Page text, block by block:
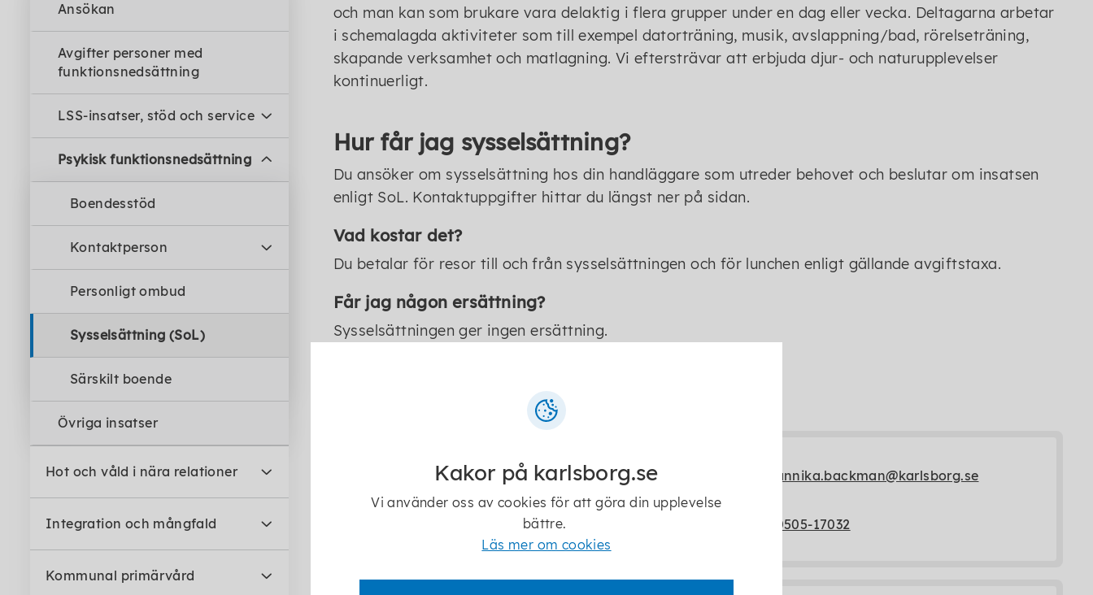
Ansökan
Avgifter personer med
funktionsnedsättning
LSS-insatser, stöd och service
Psykisk funktionsnedsättning
Boendesstöd
Kontaktperson
Personligt ombud
Sysselsättning (SoL)
Särskilt boende
Övriga insatser
Hot och våld i nära relationer
Integration och mångfald
Kommunal primärvård
och man kan som brukare vara delaktig i flera grupper under en dag eller vecka. Deltagarna arbetar
i schemalagda aktiviteter som till exempel datorträning, musik, avslappning/bad, rörelseträning,
skapande verksamhet och matlagning. Vi eftersträvar att erbjuda djur- och naturupplevelser
kontinuerligt.
Hur får jag sysselsättning?
Du ansöker om sysselsättning hos din handläggare som utreder behovet och beslutar om insatsen
enligt SoL. Kontaktuppgifter hittar du längst ner på sidan.
Vad kostar det?
Du betalar för resor till och från sysselsättningen och för lunchen enligt gällande avgiftstaxa.
Får jag någon ersättning?
Sysselsättningen ger ingen ersättning.
Annika Bäckman
Enhetschef LSS
annika.backman@karlsborg.se
0505-17032
Kakor på karlsborg.se
Vi använder oss av cookies för att göra din upplevelse
bättre.
Läs mer om cookies